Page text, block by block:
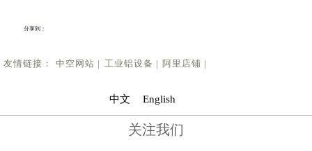
嘘寒问暖，不如你我相...
分享到：
友情链接： 中空网站 | 工业铝设备 | 阿里店铺 |
中文 English
关注我们